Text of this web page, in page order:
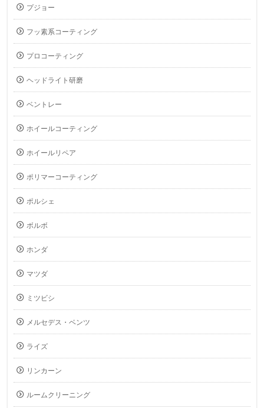
プジョー
フッ素系コーティング
プロコーティング
ヘッドライト研磨
ベントレー
ホイールコーティング
ホイールリペア
ポリマーコーティング
ポルシェ
ボルボ
ホンダ
マツダ
ミツビシ
メルセデス・ベンツ
ライズ
リンカーン
ルームクリーニング